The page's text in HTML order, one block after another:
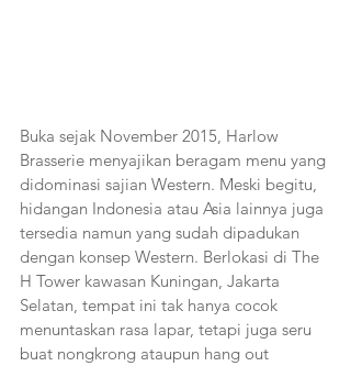
Buka sejak November 2015, Harlow
Brasserie menyajikan beragam menu yang
didominasi sajian Western. Meski begitu,
hidangan Indonesia atau Asia lainnya juga
tersedia namun yang sudah dipadukan
dengan konsep Western. Berlokasi di The
H Tower kawasan Kuningan, Jakarta
Selatan, tempat ini tak hanya cocok
menuntaskan rasa lapar, tetapi juga seru
buat nongkrong ataupun hang out